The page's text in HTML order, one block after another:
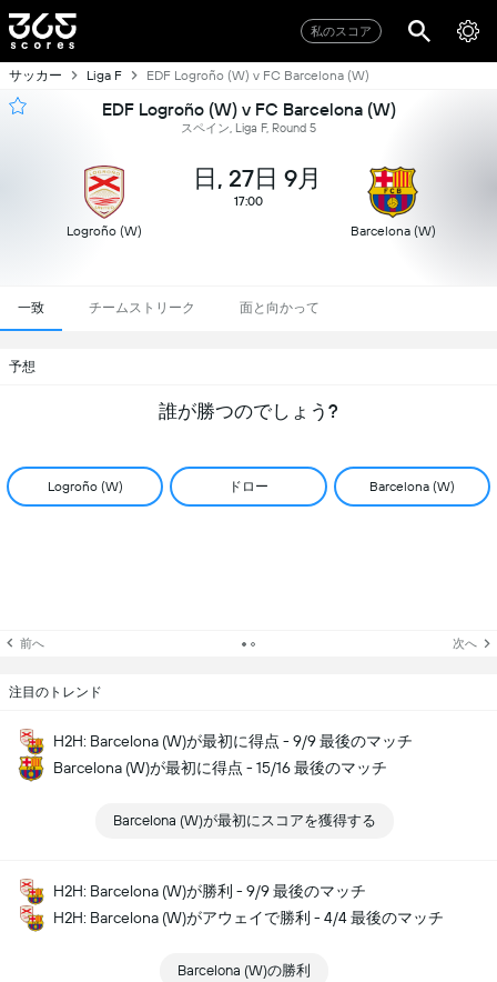
私のスコア
サッカー Liga F EDF Logroño (W) v FC Barcelona (W)
EDF Logroño (W) v FC Barcelona (W)
スペイン, Liga F, Round 5
Logroño (W)
日, 27日 9月
17:00
Barcelona (W)
一致 チームストリーク 面と向かって
予想
誰が勝つのでしょう?
Logroño (W) ドロー Barcelona (W)
前へ 次へ
注目のトレンド
H2H: Barcelona (W)が最初に得点 - 9/9 最後のマッチ
Barcelona (W)が最初に得点 - 15/16 最後のマッチ
Barcelona (W)が最初にスコアを獲得する
H2H: Barcelona (W)が勝利 - 9/9 最後のマッチ
H2H: Barcelona (W)がアウェイで勝利 - 4/4 最後のマッチ
Barcelona (W)の勝利